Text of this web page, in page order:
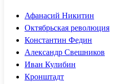
Афанасий Никитин
Октябрьская революция
Константин Федин
Александр Свешников
Иван Кулибин
Кронштадт